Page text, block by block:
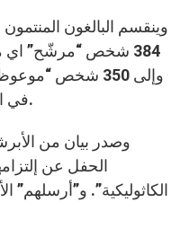
384 شخص “مرشّح”
وإلى 350 شخص
في الفصح بينما سيعمّد الموعوظون.
وصدر بيان من
الحفل عن
الكاثوليكية”. و”أرسلهم”